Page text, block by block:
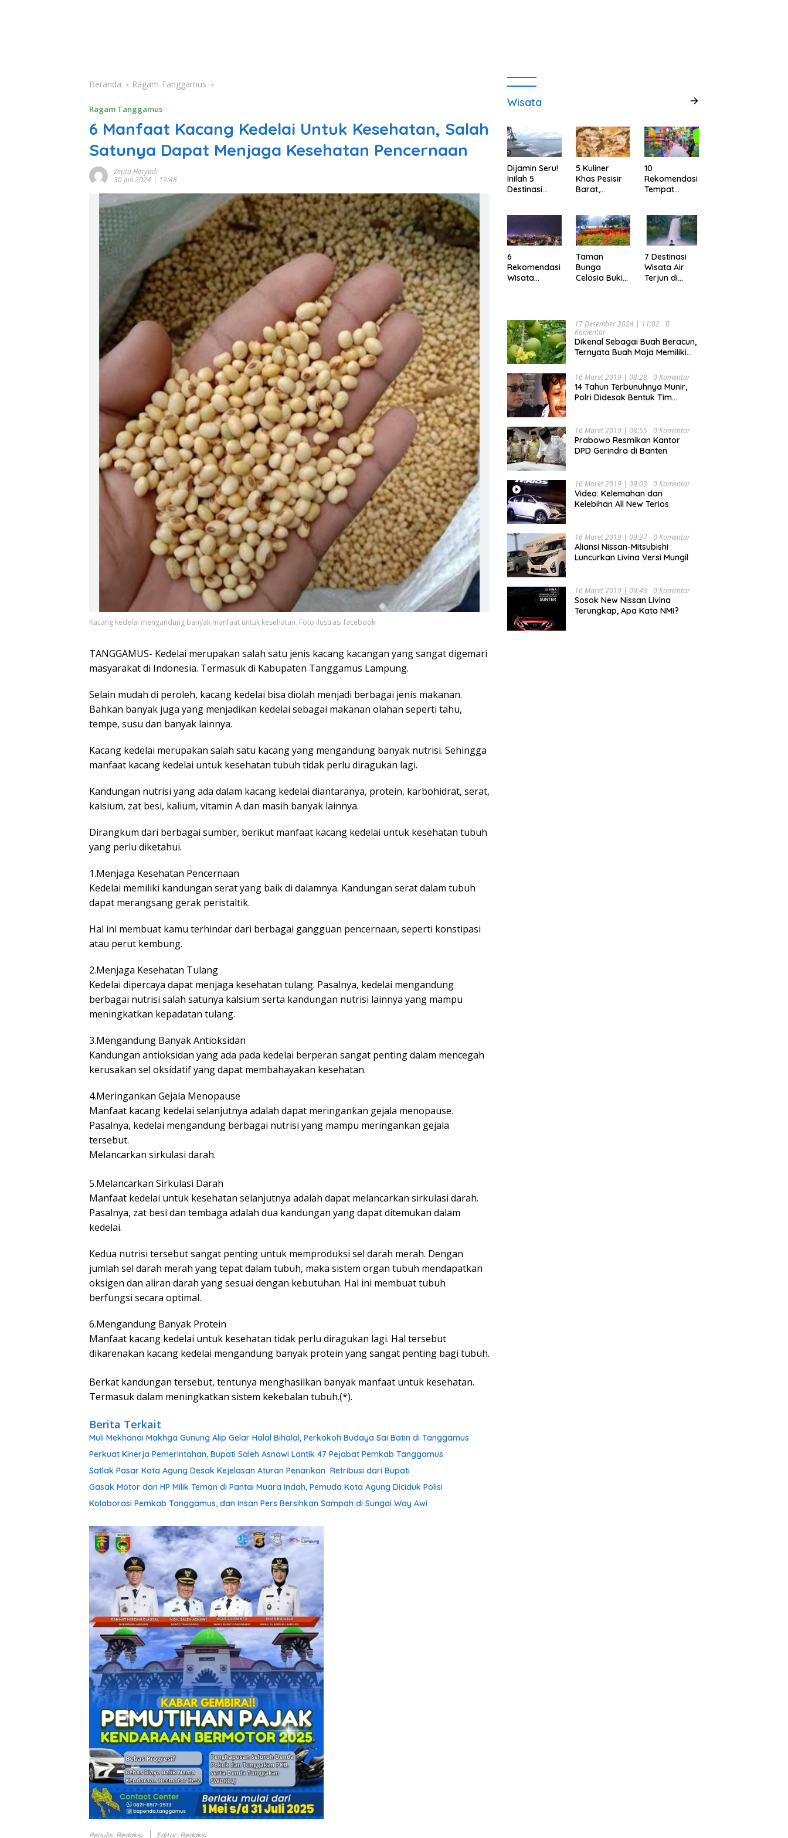
Beranda Ragam Tanggamus
Ragam Tanggamus
6 Manfaat Kacang Kedelai Untuk Kesehatan, Salah
Satunya Dapat Menjaga Kesehatan Pencernaan
Zepta Heryadi
30 Juli 2024 | 19:48
Kacang kedelai mengandung banyak manfaat untuk kesehatan. Foto ilustrasi facebook
TANGGAMUS- Kedelai merupakan salah satu jenis kacang kacangan yang sangat digemari
masyarakat di Indonesia. Termasuk di Kabupaten Tanggamus Lampung.
Selain mudah di peroleh, kacang kedelai bisa diolah menjadi berbagai jenis makanan.
Bahkan banyak juga yang menjadikan kedelai sebagai makanan olahan seperti tahu,
tempe, susu dan banyak lainnya.
Kacang kedelai merupakan salah satu kacang yang mengandung banyak nutrisi. Sehingga
manfaat kacang kedelai untuk kesehatan tubuh tidak perlu diragukan lagi.
Kandungan nutrisi yang ada dalam kacang kedelai diantaranya, protein, karbohidrat, serat,
kalsium, zat besi, kalium, vitamin A dan masih banyak lainnya.
Dirangkum dari berbagai sumber, berikut manfaat kacang kedelai untuk kesehatan tubuh
yang perlu diketahui.
1.Menjaga Kesehatan Pencernaan
Kedelai memiliki kandungan serat yang baik di dalamnya. Kandungan serat dalam tubuh
dapat merangsang gerak peristaltik.
Hal ini membuat kamu terhindar dari berbagai gangguan pencernaan, seperti konstipasi
atau perut kembung.
2.Menjaga Kesehatan Tulang
Kedelai dipercaya dapat menjaga kesehatan tulang. Pasalnya, kedelai mengandung
berbagai nutrisi salah satunya kalsium serta kandungan nutrisi lainnya yang mampu
meningkatkan kepadatan tulang.
3.Mengandung Banyak Antioksidan
Kandungan antioksidan yang ada pada kedelai berperan sangat penting dalam mencegah
kerusakan sel oksidatif yang dapat membahayakan kesehatan.
4.Meringankan Gejala Menopause
Manfaat kacang kedelai selanjutnya adalah dapat meringankan gejala menopause.
Pasalnya, kedelai mengandung berbagai nutrisi yang mampu meringankan gejala
tersebut.
Melancarkan sirkulasi darah.
5.Melancarkan Sirkulasi Darah
Manfaat kedelai untuk kesehatan selanjutnya adalah dapat melancarkan sirkulasi darah.
Pasalnya, zat besi dan tembaga adalah dua kandungan yang dapat ditemukan dalam
kedelai.
Kedua nutrisi tersebut sangat penting untuk memproduksi sel darah merah. Dengan
jumlah sel darah merah yang tepat dalam tubuh, maka sistem organ tubuh mendapatkan
oksigen dan aliran darah yang sesuai dengan kebutuhan. Hal ini membuat tubuh
berfungsi secara optimal.
6.Mengandung Banyak Protein
Manfaat kacang kedelai untuk kesehatan tidak perlu diragukan lagi. Hal tersebut
dikarenakan kacang kedelai mengandung banyak protein yang sangat penting bagi tubuh.
Berkat kandungan tersebut, tentunya menghasilkan banyak manfaat untuk kesehatan.
Termasuk dalam meningkatkan sistem kekebalan tubuh.(*).
Berita Terkait
Muli Mekhanai Makhga Gunung Alip Gelar Halal Bihalal, Perkokoh Budaya Sai Batin di Tanggamus
Perkuat Kinerja Pemerintahan, Bupati Saleh Asnawi Lantik 47 Pejabat Pemkab Tanggamus
Satlak Pasar Kota Agung Desak Kejelasan Aturan Penarikan Retribusi dari Bupati
Gasak Motor dan HP Milik Teman di Pantai Muara Indah, Pemuda Kota Agung Diciduk Polisi
Kolaborasi Pemkab Tanggamus, dan Insan Pers Bersihkan Sampah di Sungai Way Awi
Penulis: Redaksi Editor: Redaksi
Wisata
Dijamin Seru!
Inilah 5
Destinasi
Lampung
5 Kuliner
Khas Pesisir
Barat,
Kamu Coba,
Dijamin Enak
10
Rekomendasi
Tempat
Ikonik di
Semarang
untuk Liburan
di Akhir
Pekan
6
Rekomendasi
Wisata
Healing
Taman
Bunga
Celosia Bukit
untuk Liburan
Keluarga
7 Destinasi
Wisata Air
Terjun di
Panorama
Mempesona
17 Desember 2024 | 11:02
0
Komentar
Dikenal Sebagai Buah Beracun,
Ternyata Buah Maja Memiliki
Kesehatan
16 Maret 2019 | 08:28 0 Komentar
14 Tahun Terbunuhnya Munir,
Polri Didesak Bentuk Tim
16 Maret 2019 | 08:55 0 Komentar
Prabowo Resmikan Kantor
DPD Gerindra di Banten
16 Maret 2019 | 09:03 0 Komentar
Video: Kelemahan dan
Kelebihan All New Terios
16 Maret 2019 | 09:37 0 Komentar
Aliansi Nissan-Mitsubishi
Luncurkan Livina Versi Mungil
16 Maret 2019 | 09:43 0 Komentar
Sosok New Nissan Livina
Terungkap, Apa Kata NMI?